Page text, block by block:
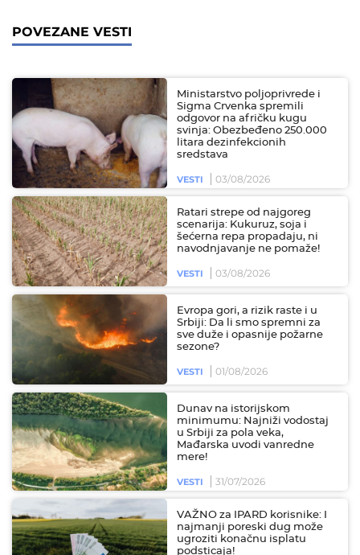
POVEZANE VESTI
Ministarstvo poljoprivrede i
Sigma Crvenka spremili
odgovor na afričku kugu
svinja: Obezbeđeno 250.000
litara dezinfekcionih
sredstava
VESTI 03/08/2026
Ratari strepe od najgoreg
scenarija: Kukuruz, soja i
šećerna repa propadaju, ni
navodnjavanje ne pomaže!
VESTI 03/08/2026
Evropa gori, a rizik raste i u
Srbiji: Da li smo spremni za
sve duže i opasnije požarne
sezone?
VESTI 01/08/2026
Dunav na istorijskom
minimumu: Najniži vodostaj
u Srbiji za pola veka,
Mađarska uvodi vanredne
mere!
VESTI 31/07/2026
VAŽNO za IPARD korisnike: I
najmanji poreski dug može
ugroziti konačnu isplatu
podsticaja!